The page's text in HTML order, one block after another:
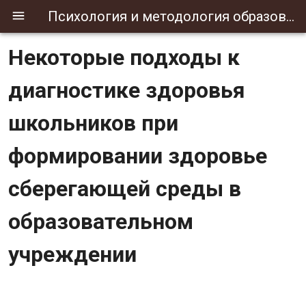
Психология и методология образования
Некоторые подходы к
диагностике здоровья
школьников при
формировании здоровье
сберегающей среды в
образовательном
учреждении